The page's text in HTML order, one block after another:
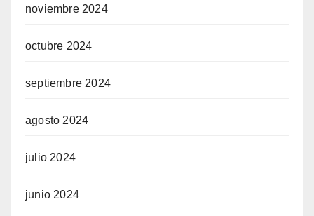
giriş
noviembre 2024
octubre 2024
septiembre 2024
agosto 2024
julio 2024
junio 2024